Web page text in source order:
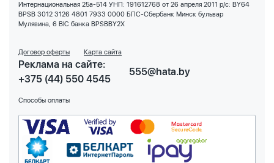
Интернациональная 25а-514 УНП: 191612768 от 26 апреля 2011 р/с: BY64
BPSB 3012 3126 4801 7933 0000 БПС-Сбербанк Минск бульвар
Мулявина, 6 BIC банка BPSBBY2X
Договор оферты Карта сайта
Реклама на сайте:
+375 (44) 550 4545
555@hata.by
Способы оплаты